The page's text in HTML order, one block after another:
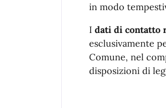
in modo
I dati di contatto
esclusivamente
Comune, nel
disposizioni di